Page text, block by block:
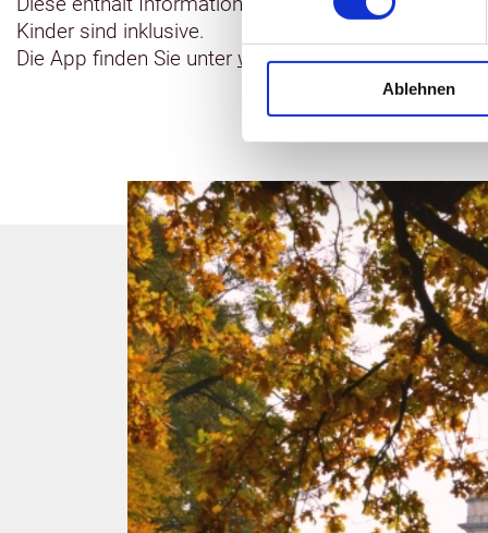
Ablehnen
Kinder sind inklusive.
Die App finden Sie unter www.mecklenburg-